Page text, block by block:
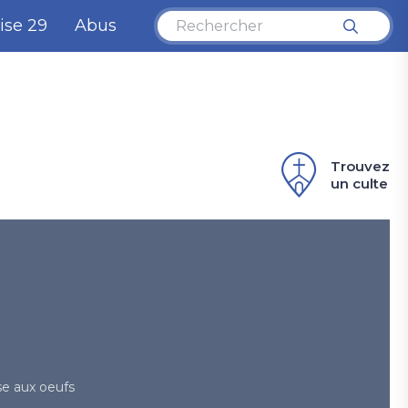
29 Abus
Trouvez
un culte
aux oeufs